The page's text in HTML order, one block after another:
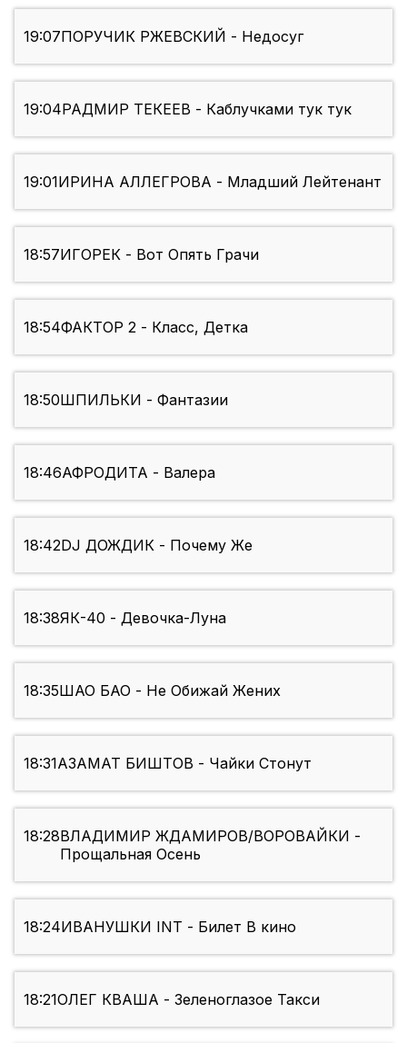
19:07ПОРУЧИК РЖЕВСКИЙ - Недосуг
19:04РАДМИР ТЕКЕЕВ - Каблучками тук тук
19:01ИРИНА АЛЛЕГРОВА - Младший Лейтенант
18:57ИГОРЕК - Вот Опять Грачи
18:54ФАКТОР 2 - Класс, Детка
18:50ШПИЛЬКИ - Фантазии
18:46АФРОДИТА - Валера
18:42DJ ДОЖДИК - Почему Же
18:38ЯК-40 - Девочка-Луна
18:35ШАО БАО - Не Обижай Жених
18:31АЗАМАТ БИШТОВ - Чайки Стонут
18:28ВЛАДИМИР ЖДАМИРОВ/ВОРОВАЙКИ -
Прощальная Осень
18:24ИВАНУШКИ INT - Билет В кино
18:21ОЛЕГ КВАША - Зеленоглазое Такси